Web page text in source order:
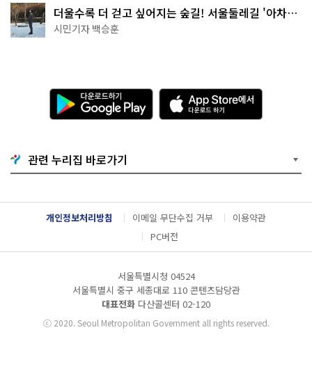
더울수록 더 걷고 싶어지는 숲길! 서울둘레길 '아차산
코스'
시민기자 백승훈
다
운
로
기
G
o
g
l
e
l
A
p
p
e
서
다
운
드
관련 누리집 바로가기
개인정보처리방침 이메일 무단수집 거부
이용약관
PC버전
서울특별시청 04524
서울특별시 중구 세종대로 110 콘텐츠담당관
대표전화 다산콜센터 02-120
ⓒ2020. Seoul Metropolitan Government all rights reserved.